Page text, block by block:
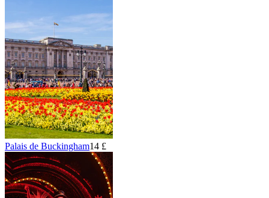
Palais de Buckingham14 £